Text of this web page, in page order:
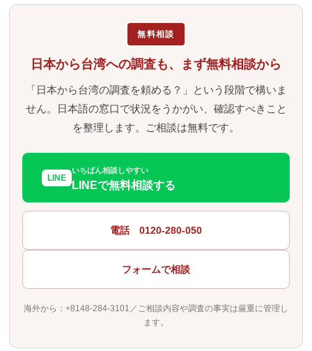
無料相談
日本から台湾への調査も、まず無料相談から
「日本から台湾の調査を頼める？」という段階で構いま
せん。日本語の窓口で状況をうかがい、確認すべきこと
を整理します。ご相談は無料です。
LINE
いちばん相談しやすい
LINEで無料相談する
電話 0120-280-050
フォームで相談
海外から：+8148-284-3101／ご相談内容や調査の事実は厳重に管理し
ます。